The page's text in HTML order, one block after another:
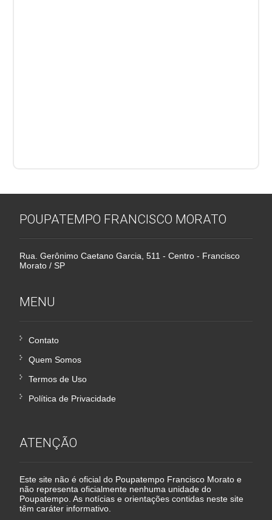
POUPATEMPO FRANCISCO MORATO
Rua. Gerônimo Caetano Garcia, 511 - Centro - Francisco
Morato / SP
MENU
Contato
Quem Somos
Termos de Uso
Política de Privacidade
ATENÇÃO
Este site não é oficial do Poupatempo Francisco Morato e
não representa oficialmente nenhuma unidade do
Poupatempo. As notícias e orientações contidas neste site
têm caráter informativo.